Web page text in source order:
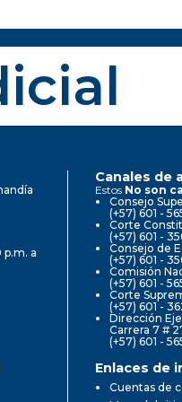
a
Canales de
Estos No son
Consejo
(+57) 601 -
Corte
(+57) 601 -
Consejo de
(+57) 601 -
Comisión
(+57) 601 -
Corte
(+57) 601 -
Dirección
Carrera 7 #
(+57) 601 -
Enlaces de
Cuentas de